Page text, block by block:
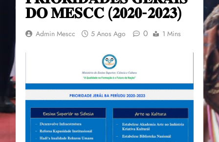
𝐃𝐎 𝐌𝐄𝐒𝐂𝐂 (𝟐𝟎𝟐𝟎-𝟐𝟎𝟐𝟑)
Admin Mescc 5 Anos Ago 0 1 Mins